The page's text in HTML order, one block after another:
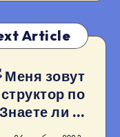
Article
зовут
по
ли …